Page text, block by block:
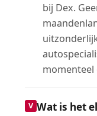
bij Dex.
momenteel
Wat is het